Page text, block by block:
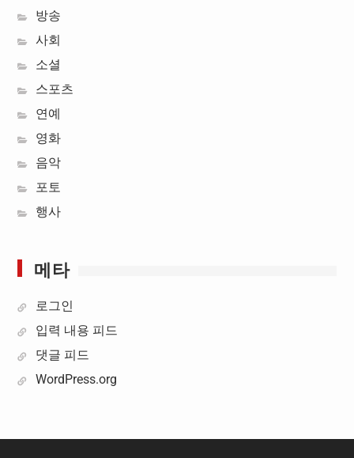
방송
사회
소셜
스포츠
연예
영화
음악
포토
행사
메타
로그인
입력 내용 피드
댓글 피드
WordPress.org